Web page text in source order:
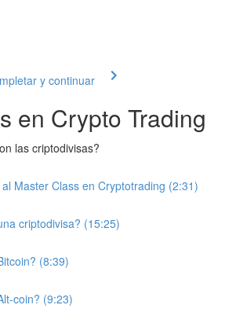
y continuar
en Crypto Trading
las criptodivisas?
Master Class en Cryptotrading (2:31)
criptodivisa? (15:25)
(8:39)
coin? (9:23)